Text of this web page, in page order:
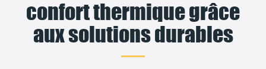
confort thermique grâce
aux solutions durables